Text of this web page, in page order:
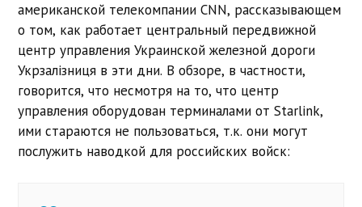
американской телекомпании CNN, рассказывающем
о том, как работает центральный передвижной
центр управления Украинской железной дороги
Укрзалізниця в эти дни. В обзоре, в частности,
говорится, что несмотря на то, что центр
управления оборудован терминалами от Starlink,
ими стараются не пользоваться, т.к. они могут
послужить наводкой для российских войск: